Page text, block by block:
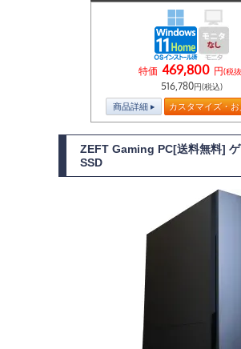
特価 469,800 円(税
516,780円(税込)
商品詳細 カスタマイズ・
ZEFT Gaming PC[送料無料]
SSD